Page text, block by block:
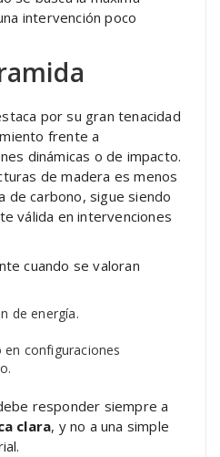
intervención poco
por su gran tenacidad
frente a
dinámicas o de impacto.
de madera es menos
de carbono, sigue siendo
válida en intervenciones
cuando se valoran
de energía.
configuraciones
responder siempre a
clara, y no a una simple